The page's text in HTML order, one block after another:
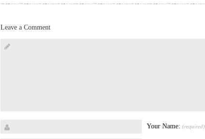
Leave a Comment
Your Name:(required)